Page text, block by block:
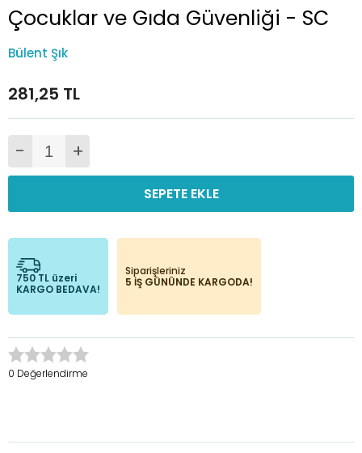
Çocuklar ve Gıda Güvenliği - SC
Bülent Şık
281,25 TL
- +
SEPETE EKLE
750 TL üzeri
KARGO BEDAVA!
Siparişleriniz
5 İŞ GÜNÜNDE KARGODA!
0 Değerlendirme